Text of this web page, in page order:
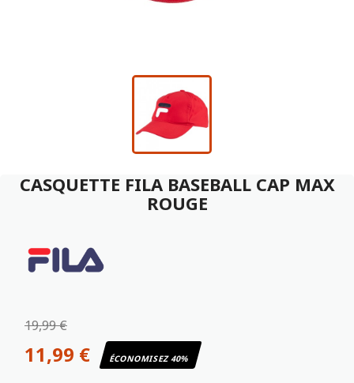
CASQUETTE FILA BASEBALL CAP MAX
ROUGE
19,99 €
11,99 € ÉCONOMISEZ 40%